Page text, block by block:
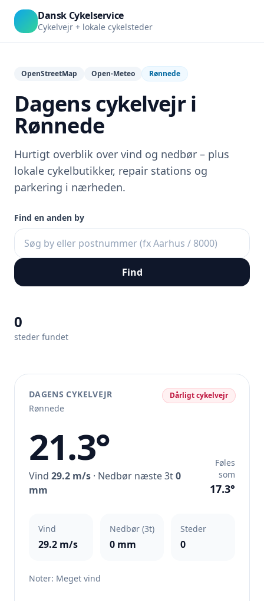
Dansk Cykelservice
Cykelvejr + lokale cykelsteder
OpenStreetMap Open-Meteo Rønnede
Dagens cykelvejr i
Rønnede
Hurtigt overblik over vind og nedbør – plus
lokale cykelbutikker, repair stations og
parkering i nærheden.
Find en anden by
Find
0
steder fundet
DAGENS CYKELVEJR
Rønnede
Dårligt cykelvejr
21.3°
Vind 29.2 m/s · Nedbør næste 3t0
mm
Føles
som
17.3°
Vind
29.2 m/s
Nedbør (3t)
0 mm
Steder
0
Noter: Meget vind